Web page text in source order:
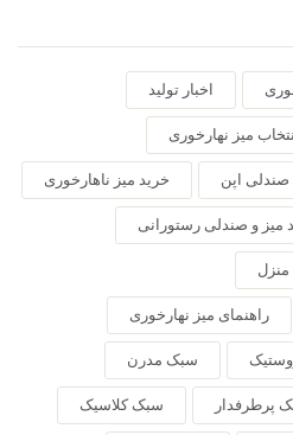
اخبار تولید
انتخاب میز نهارخوری
صندلی اپن خرید میز ناهارخوری
میز و صندلی رستورانی
راهنمای میز نهارخوری
سبک مدرن
پرطرفدار سبک کلاسیک